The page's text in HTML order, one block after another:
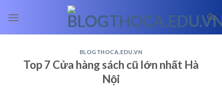
BLOGTHOCA.EDU.VN
Top 7 Cửa hàng sách cũ lớn nhất Hà
Nội